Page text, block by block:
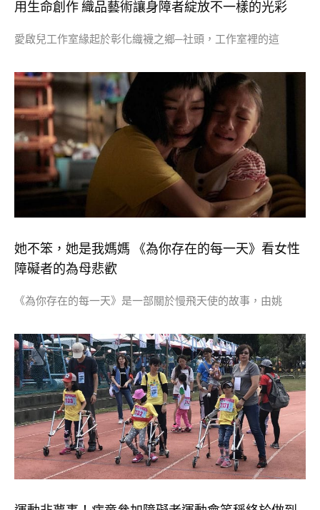
用生命創作 織品藝術讓身障者綻放不一樣的光彩
愛啟兒工作室緣起於彰化織襪之鄉─社頭，工作室裡的這
她不笨，她是我媽媽 《為你存在的每一天》看女性
障礙者的為母悲歡
《為你存在的每一天》是一部關於慢飛天使的故事，由姚